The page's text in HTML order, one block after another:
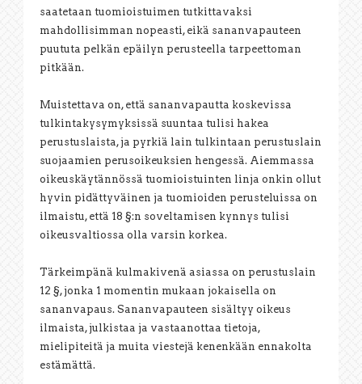
saatetaan tuomioistuimen tutkittavaksi
mahdollisimman nopeasti, eikä sananvapauteen
puututa pelkän epäilyn perusteella tarpeettoman
pitkään.
Muistettava on, että sananvapautta koskevissa
tulkintakysymyksissä suuntaa tulisi hakea
perustuslaista, ja pyrkiä lain tulkintaan perustuslain
suojaamien perusoikeuksien hengessä. Aiemmassa
oikeuskäytännössä tuomioistuinten linja onkin ollut
hyvin pidättyväinen ja tuomioiden perusteluissa on
ilmaistu, että 18 §:n soveltamisen kynnys tulisi
oikeusvaltiossa olla varsin korkea.
Tärkeimpänä kulmakivenä asiassa on perustuslain
12 §, jonka 1 momentin mukaan jokaisella on
sananvapaus. Sananvapauteen sisältyy oikeus
ilmaista, julkistaa ja vastaanottaa tietoja,
mielipiteitä ja muita viestejä kenenkään ennakolta
estämättä.